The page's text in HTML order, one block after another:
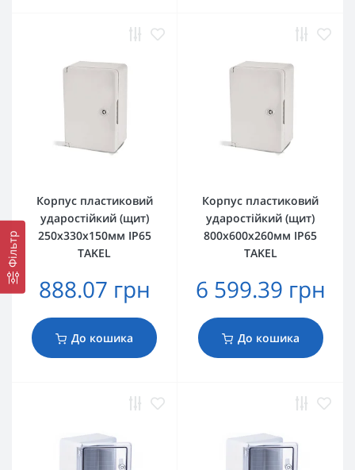
Фільтр
Корпус пластиковий
ударостійкий (щит)
250x330x150мм IP65
TAKEL
888.07 грн
До кошика
Корпус пластиковий
ударостійкий (щит)
800x600x260мм IP65
TAKEL
6 599.39 грн
До кошика